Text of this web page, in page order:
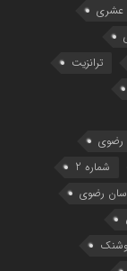
عشری
ترانزیت
رضوی
شماره 2
رضوی